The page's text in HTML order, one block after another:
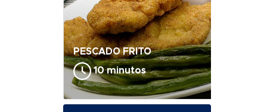
PESCADO FRITO
10 minutos